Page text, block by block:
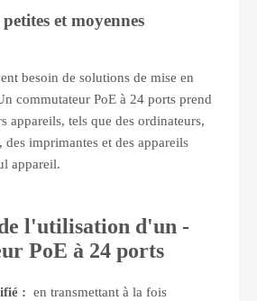
et moyennes
besoin de solutions de mise en
commutateur PoE à 24 ports prend
appareils, tels que des ordinateurs,
des imprimantes et des appareils
appareil.
l'utilisation d'un -
PoE à 24 ports
: en transmettant à la fois